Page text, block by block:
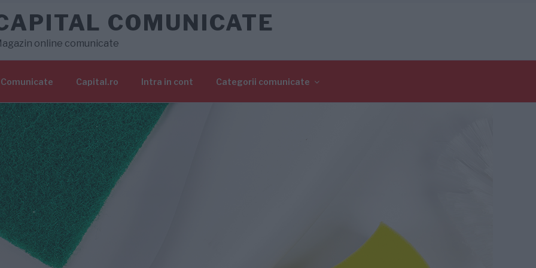
COMUNICATE
online comunicate
Comunicate Capital.ro Intra in cont Categorii comunicate